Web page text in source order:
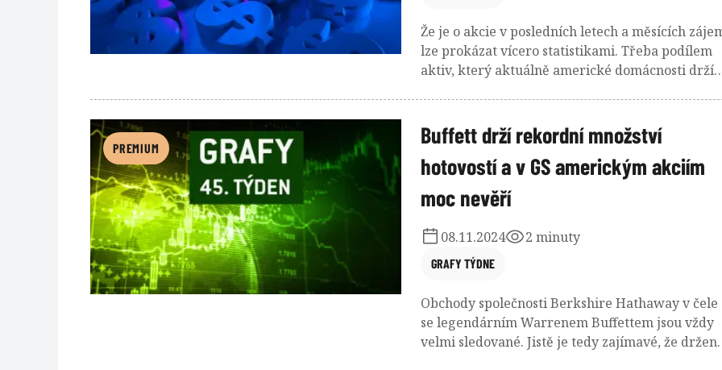
Že je o akcie v posledních letech a měsících
lze prokázat vícero statistikami. Třeba podílem
aktiv, který aktuálně americké domácnosti drží
dvě aktiva se zrovna v tandemu moc nepohybují.
PREMIUM
Buffett drží rekordní množství
hotovostí a v GS americkým akciím
moc nevěří
GRAFY TÝDNE
08.11.2024 2 minuty
Obchody společnosti Berkshire Hathaway v čele
se legendárním Warrenem Buffettem jsou vždy
velmi sledované. Jistě je tedy zajímavé, že